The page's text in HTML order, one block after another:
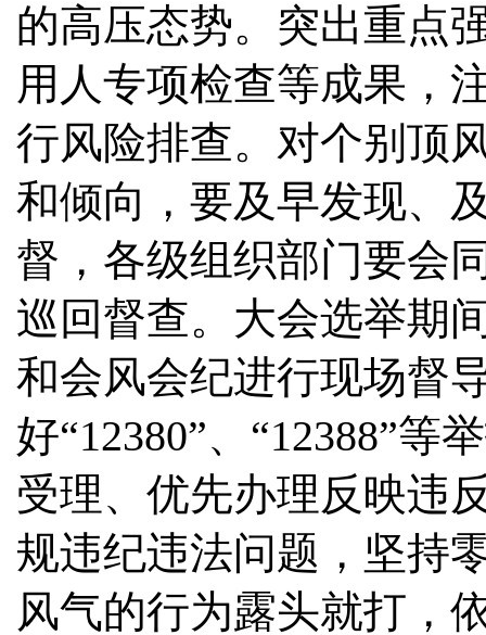
的高压态势。突出重点
用人专项检查等成果，
行风险排查。对个别顶
和倾向，要及早发现、
督，各级组织部门要会
巡回督查。大会选举期
和会风会纪进行现场督
好“12380”、“12388”
受理、优先办理反映违
规违纪违法问题，坚持
风气的行为露头就打，